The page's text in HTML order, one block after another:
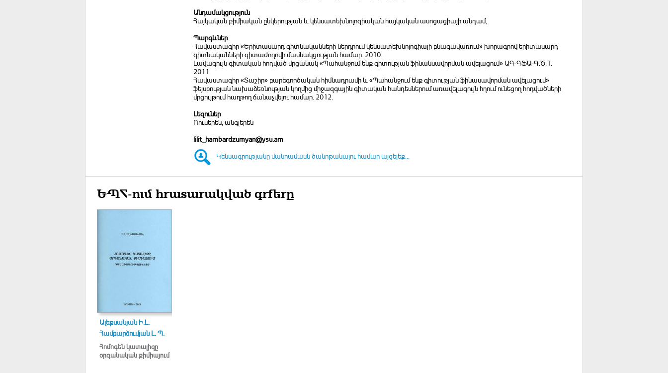
Անդամակցություն
Հայկական քիմիական ընկերության և կենսատեխնոլոգիական հայկական ասոցացիայի անդամ,
Պարգևներ
Հավաստագիր «Երիտասարդ գիտնականների ներդրում կենսատեխնոլոգիայի բնագավառում» խորագրով երիտասարդ
գիտնականների գիտաժողովի մասնակցության համար. 2010.
Լավագույն գիտական հոդված մրցանակ «Պահանջում ենք գիտության ֆինանսավորման ավելացում» ԱԳ-ԳՖԱ-Գ.Ծ.1.
2011
Հավաստագիր «Տաշիր» բարեգործական հիմնադրամի և «Պահանջում ենք գիտության ֆինասավորման ավելացում»
ֆեյսբուքյան նախաձեռնության կողմից միջազգային գիտական հանդեսներում առավելագույն հղում ունեցող հոդվածների
մրցույթում հաղթող ճանաչվելու համար. 2012.
Լեզուներ
Ռուսերեն, անգլերեն
lilit_hambardzumyan@ysu.am
Կենսագրությանը մանրամասն ծանոթանալու համար այցելեք...
ԵՊՀ-ում հրատարակված գրքերը
Ալեքսանյան Ի.Լ.
Համբարձումյան Լ. Պ.
Հոմոգեն կատալիզը
օրգանական քիմիայում